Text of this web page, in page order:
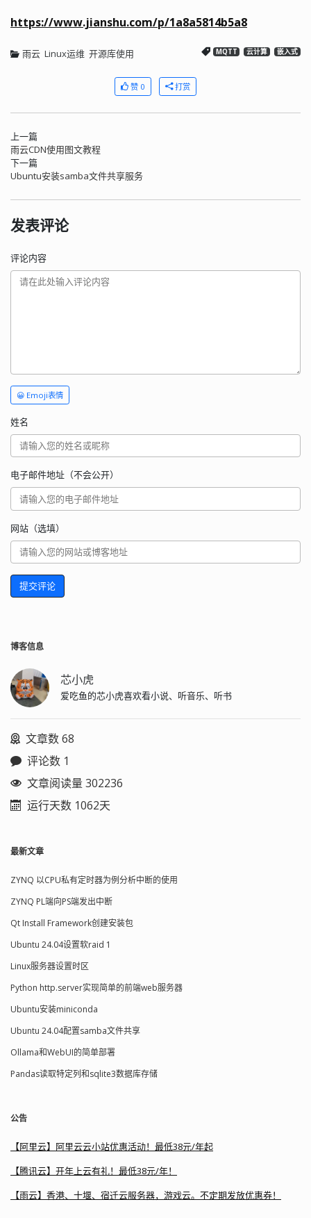
https://www.jianshu.com/p/1a8a5814b5a8
雨云 Linux运维 开源库使用 MQTT 云计算 嵌入式
赞 0 打赏
上一篇
雨云CDN使用图文教程
下一篇
Ubuntu安装samba文件共享服务
发表评论
评论内容
😀 Emoji表情
姓名
电子邮件地址（不会公开）
网站（选填）
提交评论
博客信息
芯小虎
爱吃鱼的芯小虎喜欢看小说、听音乐、听书
文章数 68
评论数 1
文章阅读量 302236
运行天数 1062天
最新文章
ZYNQ 以CPU私有定时器为例分析中断的使用
ZYNQ PL端向PS端发出中断
Qt Install Framework创建安装包
Ubuntu 24.04设置软raid 1
Linux服务器设置时区
Python http.server实现简单的前端web服务器
Ubuntu安装miniconda
Ubuntu 24.04配置samba文件共享
Ollama和WebUI的简单部署
Pandas读取特定列和sqlite3数据库存储
公告
【阿里云】阿里云云小站优惠活动！最低38元/年起
【腾讯云】开年上云有礼！最低38元/年！
【雨云】香港、十堰、宿迁云服务器，游戏云。不定期发放优惠券！